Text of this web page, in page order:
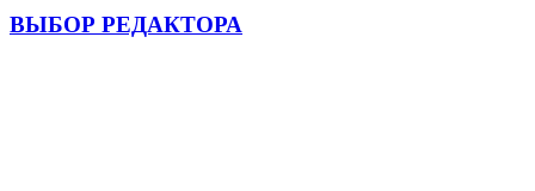
ВЫБОР РЕДАКТОРА